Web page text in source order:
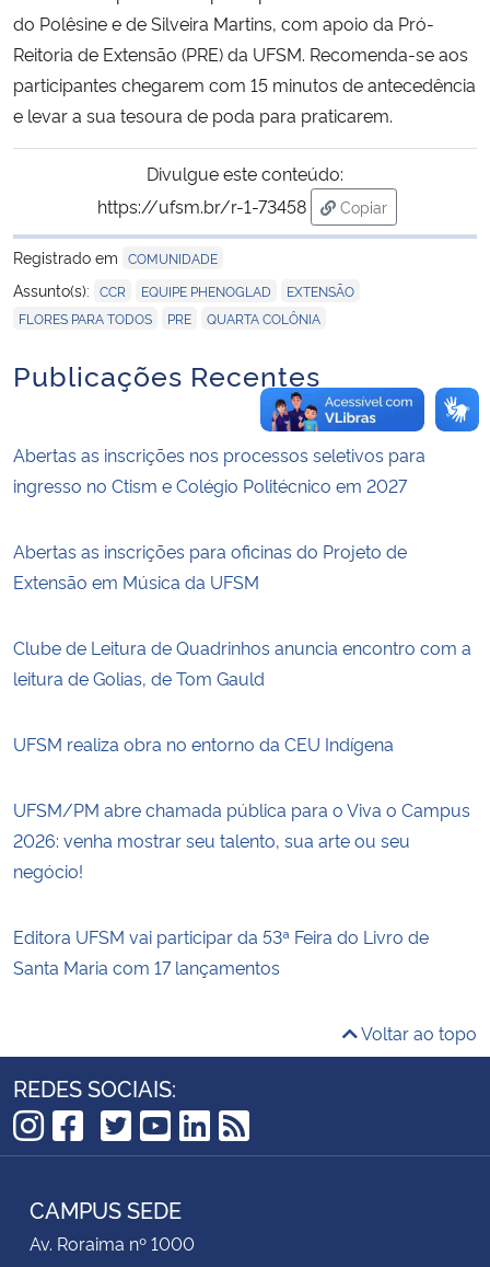
do Polêsine e de Silveira Martins, com apoio da Pró-
Reitoria de Extensão (PRE) da UFSM. Recomenda-se aos
participantes chegarem com 15 minutos de antecedência
e levar a sua tesoura de poda para praticarem.
Divulgue este conteúdo:
https://ufsm.br/r-1-73458
Copiar
para área de
Registrado em COMUNIDADE
Assunto(s): CCR EQUIPE PHENOGLAD EXTENSÃO
FLORES PARA TODOS PRE QUARTA COLÔNIA
Publicações Recentes
Abertas as inscrições nos processos seletivos para
ingresso no Ctism e Colégio Politécnico em 2027
Abertas as inscrições para oficinas do Projeto de
Extensão em Música da UFSM
Clube de Leitura de Quadrinhos anuncia encontro com a
leitura de Golias, de Tom Gauld
UFSM realiza obra no entorno da CEU Indígena
UFSM/PM abre chamada pública para o Viva o Campus
2026: venha mostrar seu talento, sua arte ou seu
negócio!
Editora UFSM vai participar da 53ª Feira do Livro de
Santa Maria com 17 lançamentos
Voltar ao topo
REDES SOCIAIS:
Instagram
Facebook
TikTok
Twitter
YouTube
LinkedIn
RSS
CAMPUS SEDE
Av. Roraima nº 1000